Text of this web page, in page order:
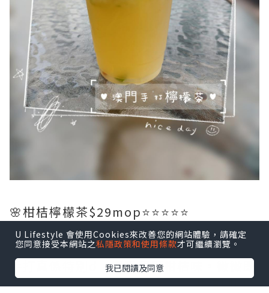
🌸柑桔檸檬茶$29mop⭐️⭐️⭐️⭐️⭐️
睇住哥哥仔既製作過程，真係哥哥仔用手
打架！
手打真係特別d，好香檸檬柑桔味，微微既
青檸澀味，不會太甜不會太酸，味道剛剛
U Lifestyle 會使用Cookies來改善您的網站體驗，請確定
您同意接受本網站之私隱政策和使用條款才可繼續瀏覽。
我已閱讀及同意